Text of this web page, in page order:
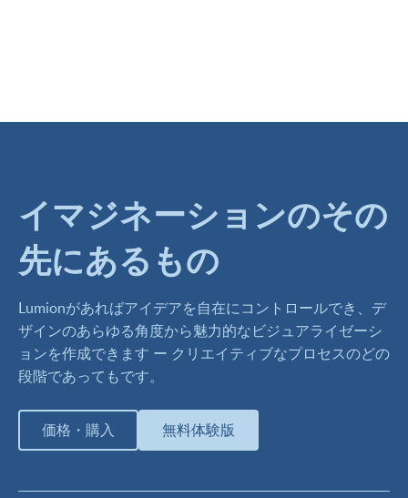
イマジネーションのその
先にあるもの
Lumionがあればアイデアを自在にコントロールでき、デ
ザインのあらゆる角度から魅力的なビジュアライゼーシ
ョンを作成できます ー クリエイティブなプロセスのどの
段階であってもです。
価格・購入 無料体験版